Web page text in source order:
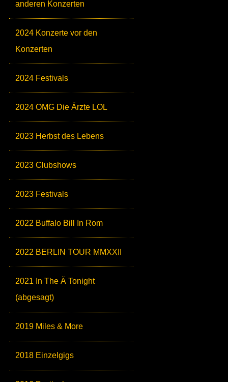
anderen Konzerten
2024 Konzerte vor den
Konzerten
2024 Festivals
2024 OMG Die Ärzte LOL
2023 Herbst des Lebens
2023 Clubshows
2023 Festivals
2022 Buffalo Bill In Rom
2022 BERLIN TOUR MMXXII
2021 In The Ä Tonight
(abgesagt)
2019 Miles & More
2018 Einzelgigs